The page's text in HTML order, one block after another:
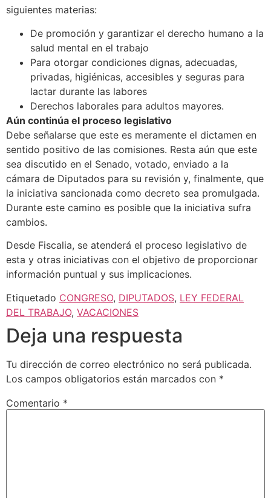
siguientes materias:
De promoción y garantizar el derecho humano a la
salud mental en el trabajo
Para otorgar condiciones dignas, adecuadas,
privadas, higiénicas, accesibles y seguras para
lactar durante las labores
Derechos laborales para adultos mayores.
Aún continúa el proceso legislativo
Debe señalarse que este es meramente el dictamen en
sentido positivo de las comisiones. Resta aún que este
sea discutido en el Senado, votado, enviado a la
cámara de Diputados para su revisión y, finalmente, que
la iniciativa sancionada como decreto sea promulgada.
Durante este camino es posible que la iniciativa sufra
cambios.
Desde Fiscalia, se atenderá el proceso legislativo de
esta y otras iniciativas con el objetivo de proporcionar
información puntual y sus implicaciones.
Etiquetado CONGRESO, DIPUTADOS, LEY FEDERAL
DEL TRABAJO, VACACIONES
Deja una respuesta
Tu dirección de correo electrónico no será publicada.
Los campos obligatorios están marcados con *
Comentario *